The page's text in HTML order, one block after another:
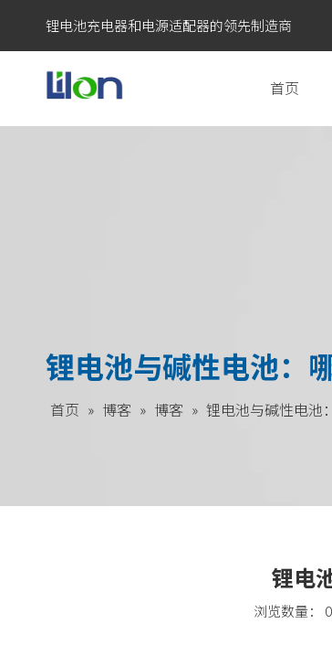
锂电池充电器和电源适配器的领先制造商
首页
锂电池与碱性电池：
首页 » 博客 » 博客 » 锂电池与碱性电池
锂电
浏览数量： 0